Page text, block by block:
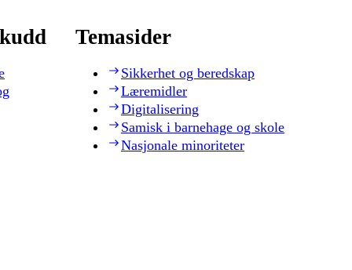
Temasider
Sikkerhet og beredskap
Læremidler
Digitalisering
Samisk i barnehage og skole
Nasjonale minoriteter